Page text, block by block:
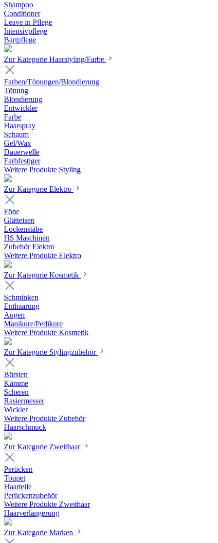
Shampoo
Conditioner
Leave in Pflege
Intensivpflege
Bartpflege
Zur Kategorie Haarstyling/Farbe
Farben/Tönungen/Blondierung
Tönung
Blondierung
Entwickler
Farbe
Haarspray
Schaum
Gel/Wax
Dauerwelle
Farbfestiger
Weitere Produkte Styling
Zur Kategorie Elektro
Föne
Glätteisen
Lockenstäbe
HS Maschinen
Zubehör Elektro
Weitere Produkte Elektro
Zur Kategorie Kosmetik
Schminken
Enthaarung
Augen
Manikure/Pedikure
Weitere Produkte Kosmetik
Zur Kategorie Stylingzubehör
Bürsten
Kämme
Scheren
Rasiermesser
Wickler
Weitere Produkte Zubehör
Haarschmuck
Zur Kategorie Zweithaar
Perücken
Toupet
Haarteile
Perückenzubehör
Weitere Produkte Zweithaar
Haarverlängerung
Zur Kategorie Marken